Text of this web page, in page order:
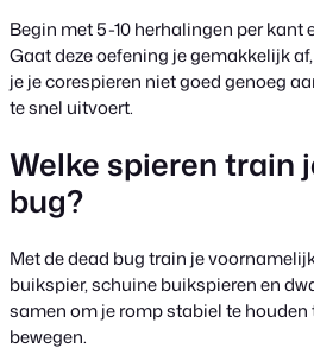
Begin met 5-10 herhalingen per kant
Gaat deze oefening je gemakkelijk
je je corespieren niet goed genoeg
te snel uitvoert.
Welke spieren train
bug?
Met de dead bug train je
buikspier, schuine buikspieren en
samen om je romp stabiel te houden
bewegen.